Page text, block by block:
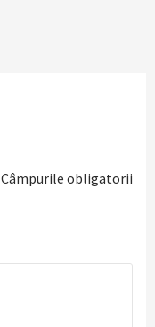
Câmpurile obligatorii